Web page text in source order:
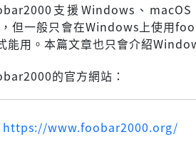
支援Windows、
但一般只會在Windows上使用
能用。本篇文章也只會介紹
的官方網站：
https://www.foobar2000.org/